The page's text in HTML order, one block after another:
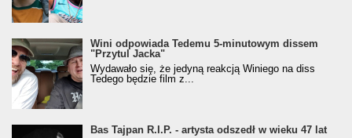
Wini odpowiada Tedemu 5-minutowym dissem
"Przytul Jacka"
Wydawało się, że jedyną reakcją Winiego na diss
Tedego będzie film z...
Bas Tajpan R.I.P. - artysta odszedł w wieku 47 lat